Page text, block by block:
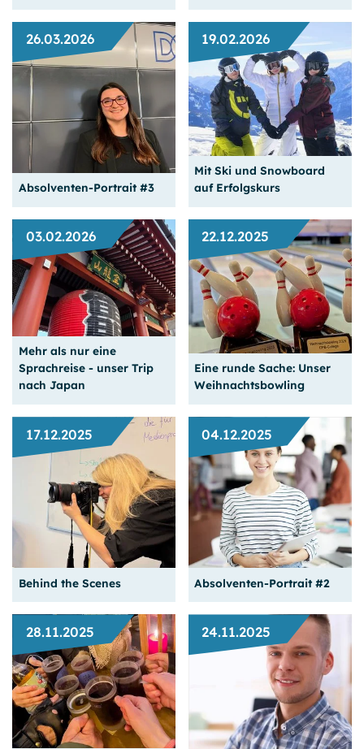
Sie war genau im
richtigen Moment am GPB
College.
Weiterlesen
Ein Team vom GPB
College gibt alles
Weiterlesen
26.03.2026
Absolventen-Portrait #3
Der Kontakt während der
Japan­reise mit dem GPB
College sicherte ihr einen
Weiterlesen
19.02.2026
Mit Ski und Snowboard
auf Erfolgskurs
Unserere Ski-Fahrt nach
Lienz 2026
Weiterlesen
03.02.2026
Mehr als nur eine
Sprachreise - unser Trip
nach Japan
Sprache lernen und
Kontakte knüpfen in
Weiterlesen
22.12.2025
Eine runde Sache: Unser
Weihnachtsbowling
Mit sportlichem Ehrgeiz
und viel Spaß erlebten wir
den letzten Schultag des
Jahres.
Weiterlesen
17.12.2025
Behind the Scenes
Ein Blick hinter die
Kulissen unserer Foto-
Aktion.
04.12.2025
Absolventen-Portrait #2
"Mit meinen Koreanisch­
kennt­nissen konnte ich
sogar ein Praktikum in
Seoul machen."
28.11.2025 24.11.2025
Diese helfen uns bei der Weiterentwicklung unseres
Angebots.
Google Analytics
Name:
_ga, _gat, _gd, _gid
Anbieter:
Google Ireland Limited, Google Building Gordon House, 4
Barrow St, Dublin, D04 E5W5, Ireland
Nutzung der Webseite (Reichweitenmessung).
Cookie Laufzeit:
bis zu 24 Monaten
MS Clarity
Name:
_clck, _clsk
Anbieter:
98052-6399, USA
Zweck:
Analyse-Tool zum Aufspüren von Usability Problemen auf
der Webseite durch Click-Heatmaps und anonymisierte
Session-Recordings.
Cookie Laufzeit:
24 Stunden